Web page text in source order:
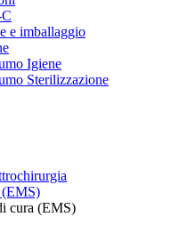
e imballaggio
Igiene
Sterilizzazione
(EMS)
cura (EMS)